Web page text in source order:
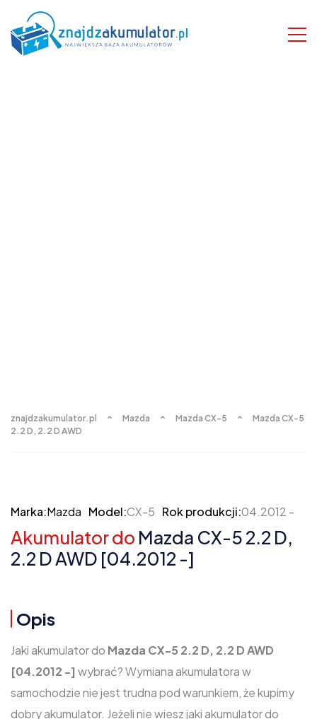
znajdzakumulator.pl Mazda Mazda CX-5
Mazda CX-5
2.2 D, 2.2 D AWD
Marka:Mazda Model:CX-5 Rok produkcji:04.2012 -
Akumulator do Mazda CX-5 2.2 D,
2.2 D AWD [04.2012 -]
Opis
Jaki akumulator do Mazda CX-5 2.2 D, 2.2 D AWD
[04.2012 -] wybrać? Wymiana akumulatora w
samochodzie nie jest trudna pod warunkiem, że kupimy
dobry akumulator. Jeżeli nie wiesz jaki akumulator do